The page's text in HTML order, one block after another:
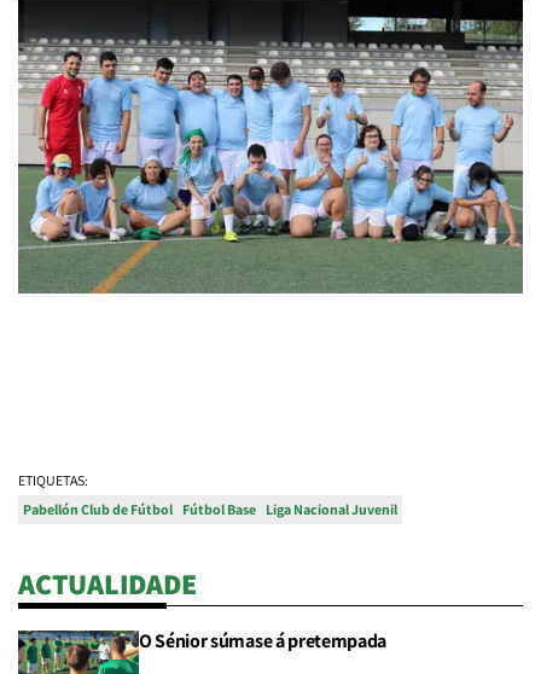
ETIQUETAS:
Pabellón Club de Fútbol Fútbol Base Liga Nacional Juvenil
ACTUALIDADE
O Sénior súmase á pretempada